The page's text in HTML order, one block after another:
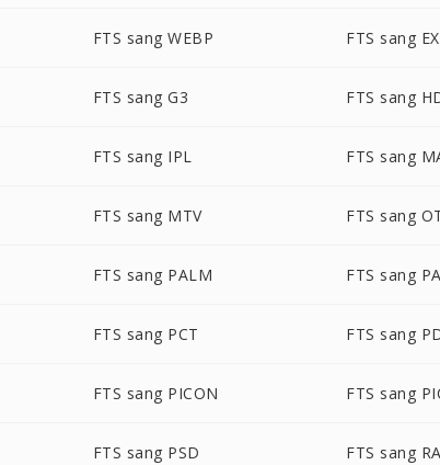
FTS sang WEBP FTS sang
FTS sang G3 FTS sang
FTS sang IPL FTS sang
FTS sang MTV FTS sang
FTS sang PALM FTS sang
FTS sang PCT FTS sang
FTS sang PICON FTS sang
FTS sang PSD FTS sang